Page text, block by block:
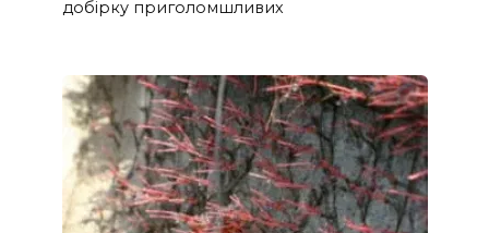
добірку приголомшливих